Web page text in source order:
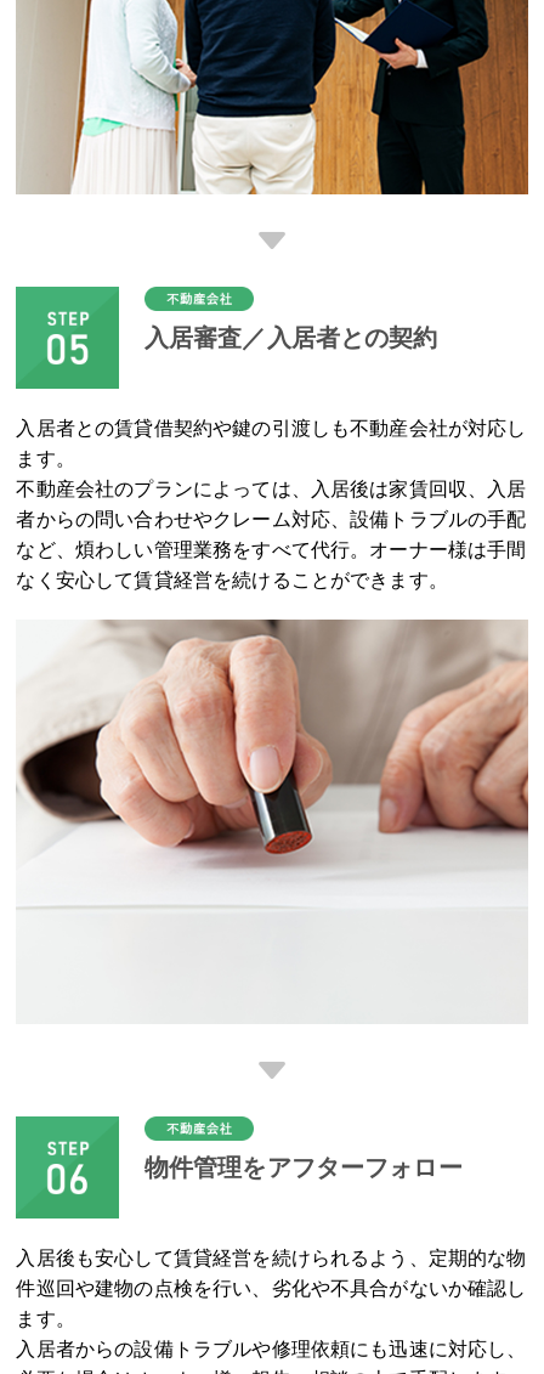
入居者との賃貸借契約や鍵の引渡しも不動産会社が対応し
ます。
不動産会社のプランによっては、入居後は家賃回収、入居
者からの問い合わせやクレーム対応、設備トラブルの手配
など、煩わしい管理業務をすべて代行。オーナー様は手間
なく安心して賃貸経営を続けることができます。
入居後も安心して賃貸経営を続けられるよう、定期的な物
件巡回や建物の点検を行い、劣化や不具合がないか確認し
ます。